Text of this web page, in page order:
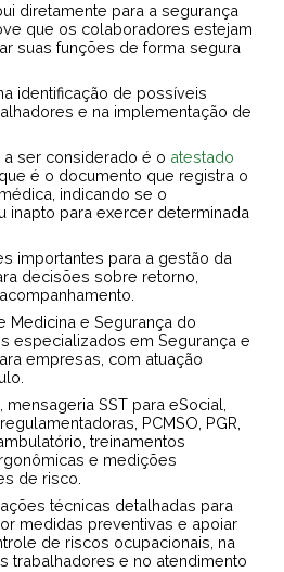
diretamente para a segurança
que os colaboradores estejam
suas funções de forma segura
identificação de possíveis
e na implementação de
ser considerado é o atestado
é o documento que registra o
indicando se o
inapto para exercer determinada
importantes para a gestão da
decisões sobre retorno,
Medicina e Segurança do
especializados em Segurança e
empresas, com atuação
SST para eSocial,
PCMSO, PGR,
treinamentos
e medições
de risco.
técnicas detalhadas para
medidas preventivas e apoiar
de riscos ocupacionais, na
trabalhadores e no atendimento